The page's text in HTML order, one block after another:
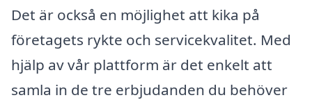
Det är också en möjlighet att kika på
företagets rykte och servicekvalitet. Med
hjälp av vår plattform är det enkelt att
samla in de tre erbjudanden du behöver